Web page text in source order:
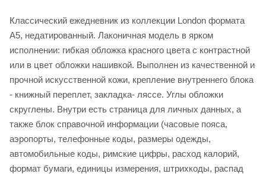
Классический ежедневник из коллекции London формата
А5, недатированный. Лаконичная модель в ярком
исполнении: гибкая обложка красного цвета с контрастной
или в цвет обложки нашивкой. Выполнен из качественной и
прочной искусственной кожи, крепление внутреннего блока
- книжный переплет, закладка- ляссе. Углы обложки
скруглены. Внутри есть страница для личных данных, а
также блок справочной информации (часовые пояса,
аэропорты, телефонные коды, размеры одежды,
автомобильные коды, римские цифры, расход калорий,
формат бумаги, единицы измерения, штрихкоды, распад